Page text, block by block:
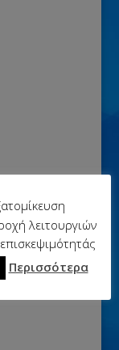
λειτουργιών
Περισσότερα